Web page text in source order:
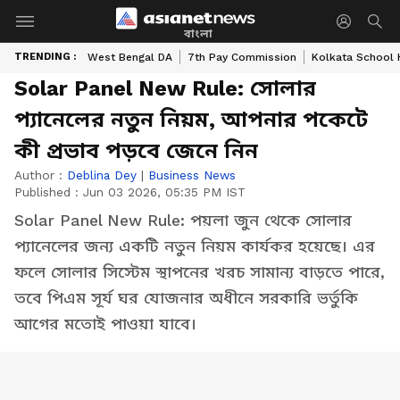
বাংলা
TRENDING : West Bengal DA 7th Pay Commission Kolkata School
Solar Panel New Rule: সোলার
প্যানেলের নতুন নিয়ম, আপনার পকেটে
কী প্রভাব পড়বে জেনে নিন
Author : Deblina Dey | Business News
Published : Jun 03 2026, 05:35 PM IST
Solar Panel New Rule: পয়লা জুন থেকে সোলার
প্যানেলের জন্য একটি নতুন নিয়ম কার্যকর হয়েছে। এর
ফলে সোলার সিস্টেম স্থাপনের খরচ সামান্য বাড়তে পারে,
তবে পিএম সূর্য ঘর যোজনার অধীনে সরকারি ভর্তুকি
আগের মতোই পাওয়া যাবে।